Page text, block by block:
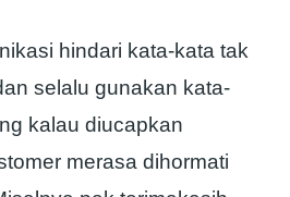
hindari kata-kata tak
selalu gunakan kata-
kalau diucapkan
merasa dihormati